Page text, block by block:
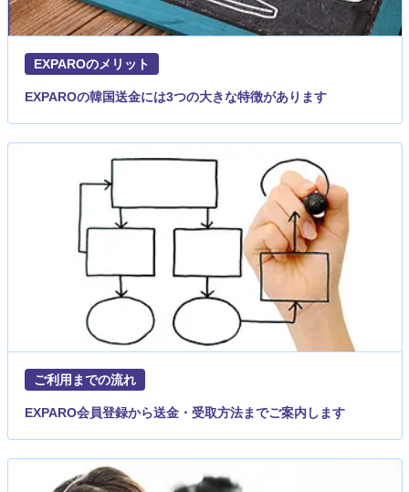
EXPAROのメリット
EXPAROの韓国送金には3つの大きな特徴があります
ご利用までの流れ
EXPARO会員登録から送金・受取方法までご案内します